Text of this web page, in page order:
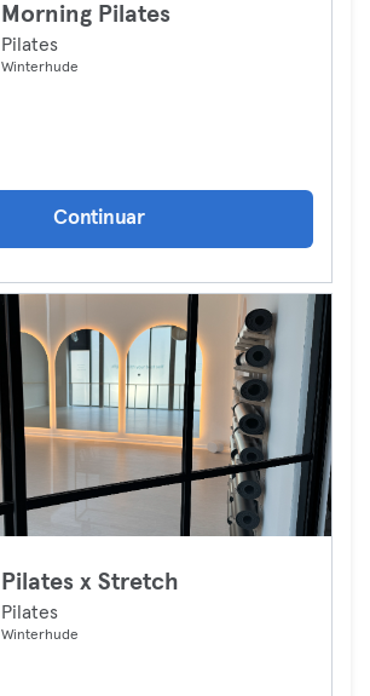
Morning Pilates
Pilates
Winterhude
Continuar
Pilates x Stretch
Pilates
Winterhude